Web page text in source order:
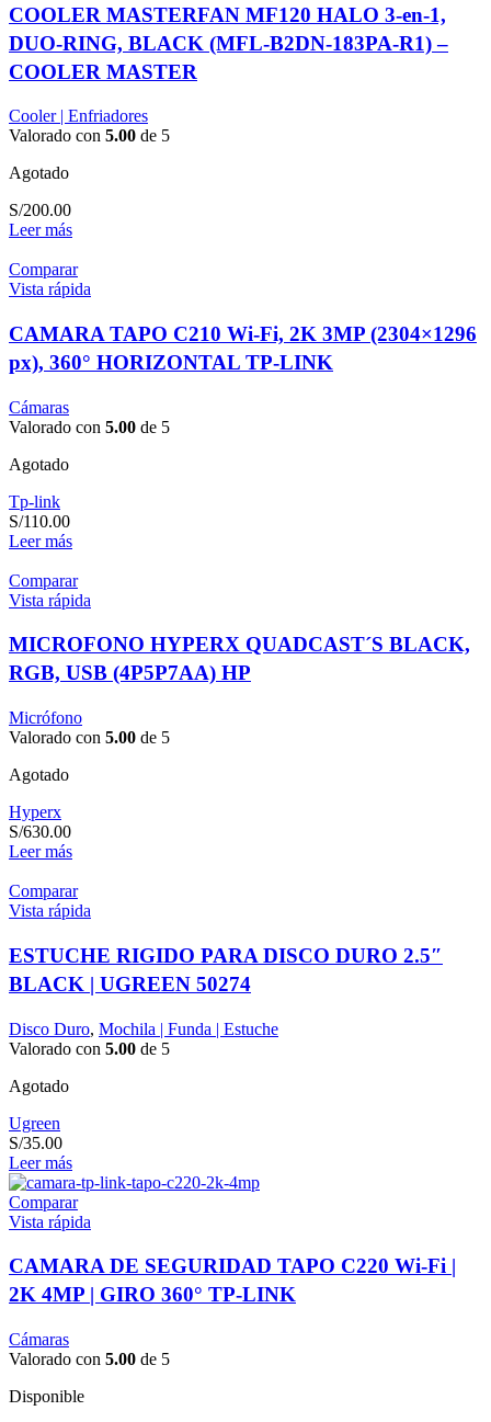
COOLER MASTERFAN MF120 HALO 3-en-1,
DUO-RING, BLACK (MFL-B2DN-183PA-R1) –
COOLER MASTER
Cooler | Enfriadores
Valorado con 5.00 de 5
Agotado
S/200.00
Leer más
Comparar
Vista rápida
CAMARA TAPO C210 Wi-Fi, 2K 3MP (2304×1296
px), 360° HORIZONTAL TP-LINK
Cámaras
Valorado con 5.00 de 5
Agotado
Tp-link
S/110.00
Leer más
Comparar
Vista rápida
MICROFONO HYPERX QUADCAST´S BLACK,
RGB, USB (4P5P7AA) HP
Micrófono
Valorado con 5.00 de 5
Agotado
Hyperx
S/630.00
Leer más
Comparar
Vista rápida
ESTUCHE RIGIDO PARA DISCO DURO 2.5″
BLACK | UGREEN 50274
Disco Duro, Mochila | Funda | Estuche
Valorado con 5.00 de 5
Agotado
Ugreen
S/35.00
Leer más
Comparar
Vista rápida
CAMARA DE SEGURIDAD TAPO C220 Wi-Fi |
2K 4MP | GIRO 360° TP-LINK
Cámaras
Valorado con 5.00 de 5
Disponible